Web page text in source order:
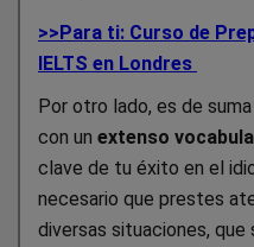
>>Para ti: Curso de
IELTS en Londres
Por otro lado, es de
con un extenso
clave de tu éxito en el
necesario que prestes
diversas situaciones,